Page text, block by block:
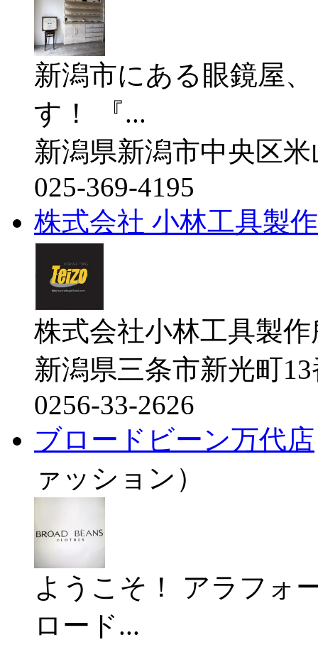
新潟市にある眼鏡屋
す！ 『...
新潟県新潟市中央区
025-369-4195
株式会社 小林工具製
株式会社小林工具製作
新潟県三条市新光町
0256-33-2626
ブロードビーン万代店
ァッション）
ようこそ！ アラフォ
ロード...